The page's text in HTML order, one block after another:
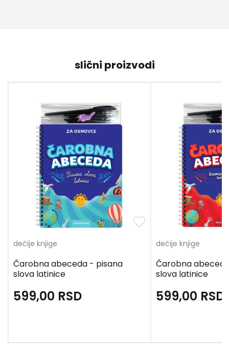
slični proizvodi
dečije knjige
Čarobna abeceda - pisana
slova latinice
599,00 RSD
dečije knjige
Čarobna
slova latinice
599,00 RSD